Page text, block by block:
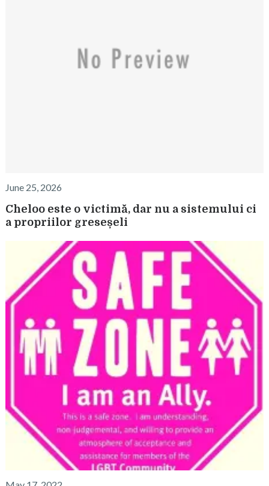
June 25, 2026
Cheloo este o victimă, dar nu a sistemului ci
a propriilor greseșeli